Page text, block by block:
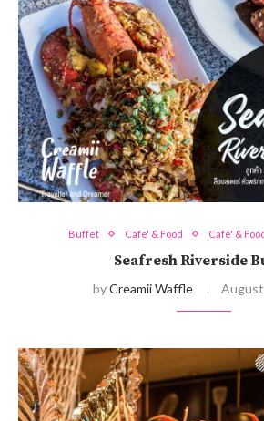
Buffet Cafe' & Food Cafe' & Food
Seafresh Riverside
byCreamii Waffle